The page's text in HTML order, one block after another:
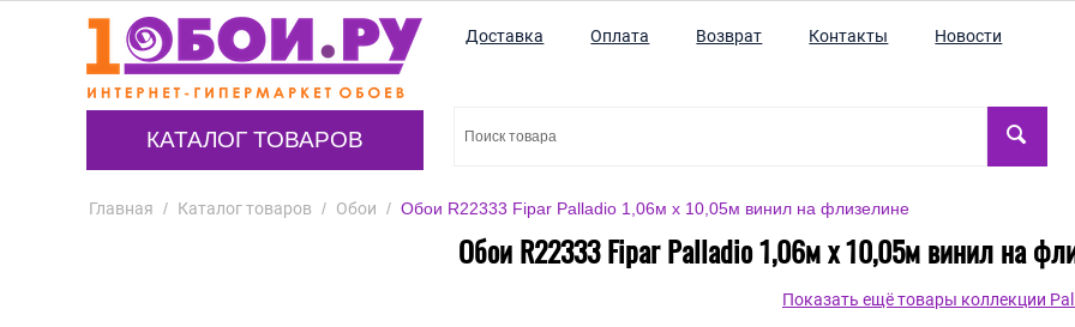
КАТАЛОГ ТОВАРОВ
Доставка Оплата Возврат Контакты Новости
Главная / Каталог товаров / Обои / Обои R22333 Fipar Palladio 1,06м х 10,05м винил на флизелине
Обои R22333 Fipar Palladio 1,06м х 10,05м винил на
Показать ещё товары коллекции